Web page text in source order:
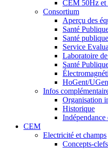
CEM 50Hz et
Consortium
Aperçu des
Santé
Santé
Service
Laboratoire
Santé
HoGent/
Infos
Organisation
Historique
CEM
Electricité et champs
Concepts-clefs